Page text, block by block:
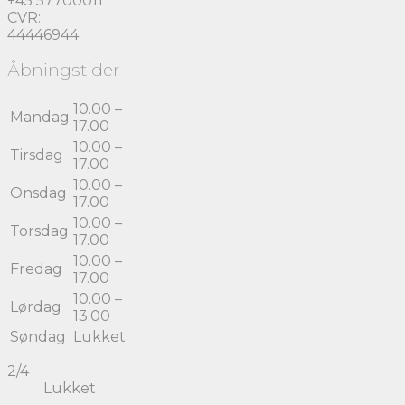
CVR:
44446944
Åbningstider
Mandag 10.00 –
17.00
Tirsdag
10.00 –
17.00
Onsdag 10.00 –
17.00
Torsdag 10.00 –
17.00
Fredag
10.00 –
17.00
Lørdag
10.00 –
13.00
Søndag
Lukket
2/4
Lukket